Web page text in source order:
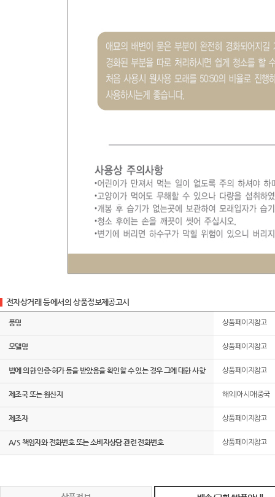
전자상거래 등에서의 상품정보제공고시
품명 상품페이지참고
모델명 상품페이지참고
법에 의한 인증·허가 등을 받았음을 확인할 수 있는 경우 그에 대한 사항 상품페이지참고
제조국 또는 원산지 해외|아시아|중국
제조자 상품페이지참고
A/S 책임자와 전화번호 또는 소비자상담 관련 전화번호 상품페이지참고